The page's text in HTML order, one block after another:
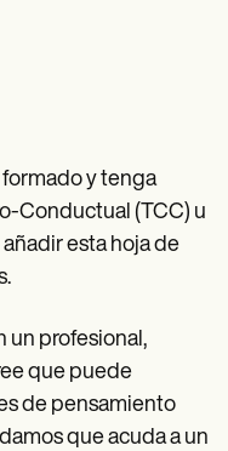
y tenga
Conductual (TCC) u
esta hoja de
un profesional,
que puede
de pensamiento
que acuda a un